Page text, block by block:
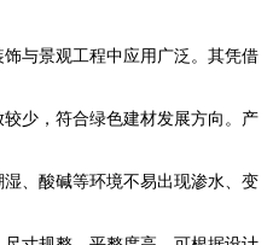
与景观工程中应用广泛。其凭借
少，符合绿色建材发展方向。产
、酸碱等环境不易出现渗水、变